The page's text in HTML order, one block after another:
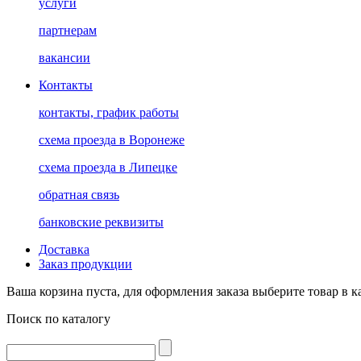
услуги
партнерам
вакансии
Контакты
контакты, график работы
схема проезда в Воронеже
схема проезда в Липецке
обратная связь
банковские реквизиты
Доставка
Заказ продукции
Ваша корзина пуста, для оформления заказа выберите товар в
Поиск по каталогу